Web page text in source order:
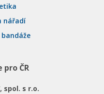
nářadí
pro ČR
spol. s r.o.